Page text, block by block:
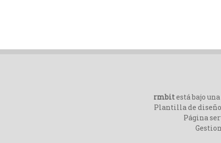
rmbitestá bajo una
Plantilla de
Página